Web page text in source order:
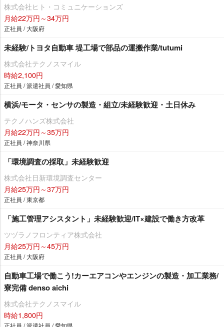
株式会社ヒト・コミュニケーションズ
月給22万円～34万円
正社員 / 大阪府
未経験/トヨタ自動車 堤工場で部品の運搬作業/tutumi
株式会社テクノスマイル
時給2,100円
正社員 / 派遣社員 / 愛知県
横浜/モータ・センサの製造・組立/未経験歓迎・土日休み
テクノハンズ株式会社
月給22万円～35万円
正社員 / 神奈川県
「環境調査の採取」未経験歓迎
株式会社日新環境調査センター
月給25万円～37万円
正社員 / 東京都
「施工管理アシスタント」未経験歓迎/IT×建設で働き方改革
ツヅラノフロンティア株式会社
月給25万円～45万円
正社員 / 大阪府
自動車工場で働こう!カーエアコンやエンジンの製造・加工業務/
寮完備 denso aichi
株式会社テクノスマイル
時給1,800円
正社員 / 派遣社員 / 愛知県